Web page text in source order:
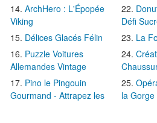
ArchHero : L'Épopée
Viking
Délices Glacés Félin
Puzzle Voitures
Allemandes Vintage
Pino le Pingouin
Gourmand - Attrapez les
Défi
La
la Gorge